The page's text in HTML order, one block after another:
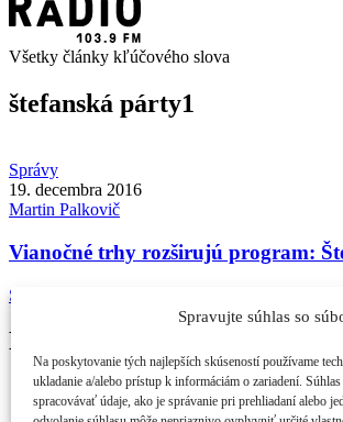
Spravujte súhlas so
Na poskytovanie tých najlepších skúseností používame
ukladanie a/alebo prístup k informáciám o zariadení.
spracovávať údaje, ako je správanie pri prehliadaní alebo
Všetky články kľúčového slova
štefanská párty1
Správy
19. decembra 2016
Martin Palkovič
Vianočné trhy rozširujú program:
S blížiacimi sa najkrajšími sviatkami v roku
Najčítanejšie
21. ročník MFF Cinematik otvorí
Cinematik uvedie špičkové dánske filmy